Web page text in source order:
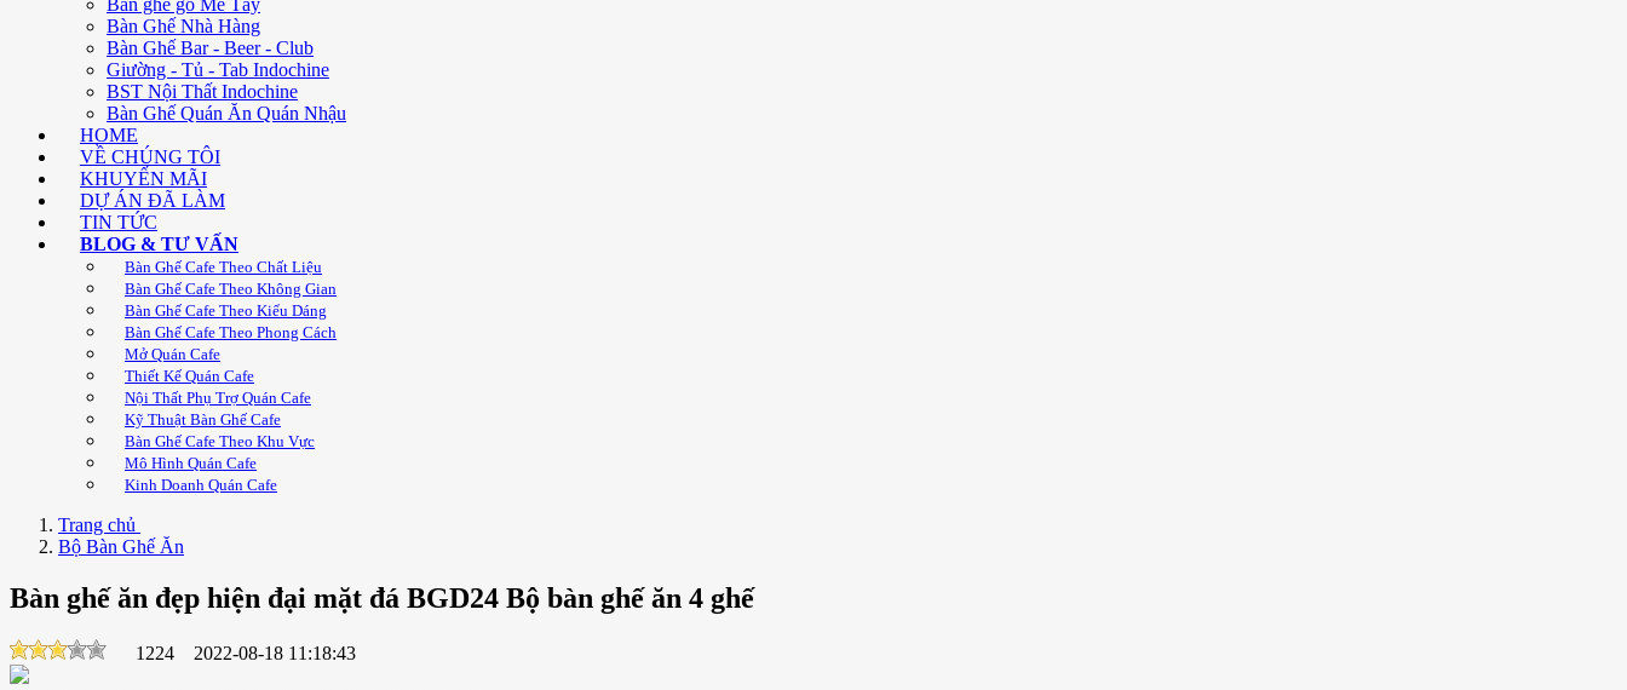
Bàn ghế gỗ Me Tây
Bàn Ghế Nhà Hàng
Bàn Ghế Bar - Beer - Club
Giường - Tủ - Tab Indochine
BST Nội Thất Indochine
Bàn Ghế Quán Ăn Quán Nhậu
HOME
VỀ CHÚNG TÔI
KHUYẾN MÃI
DỰ ÁN ĐÃ LÀM
TIN TỨC
BLOG & TƯ VẤN
Bàn Ghế Cafe Theo Chất Liệu
Bàn Ghế Cafe Theo Không Gian
Bàn Ghế Cafe Theo Kiểu Dáng
Bàn Ghế Cafe Theo Phong Cách
Mở Quán Cafe
Thiết Kế Quán Cafe
Nội Thất Phụ Trợ Quán Cafe
Kỹ Thuật Bàn Ghế Cafe
Bàn Ghế Cafe Theo Khu Vực
Mô Hình Quán Cafe
Kinh Doanh Quán Cafe
Trang chủ
Bộ Bàn Ghế Ăn
Bàn ghế ăn đẹp hiện đại mặt đá BGD24 Bộ bàn ghế ăn 4 ghế
1224 2022-08-18 11:18:43